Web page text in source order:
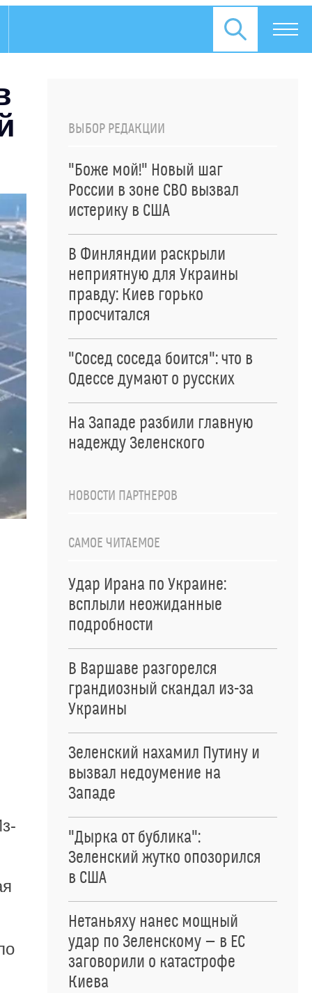
ВЫБОР РЕДАКЦИИ
"Боже мой!" Новый шаг
России в зоне СВО вызвал
истерику в США
В Финляндии раскрыли
неприятную для Украины
правду: Киев горько
просчитался
"Сосед соседа боится": что в
Одессе думают о русских
На Западе разбили главную
надежду Зеленского
НОВОСТИ ПАРТНЕРОВ
САМОЕ ЧИТАЕМОЕ
Удар Ирана по Украине:
всплыли неожиданные
подробности
В Варшаве разгорелся
грандиозный скандал из-за
Украины
Зеленский нахамил Путину и
вызвал недоумение на
Западе
"Дырка от бублика":
Зеленский жутко опозорился
в США
Нетаньяху нанес мощный
удар по Зеленскому — в ЕС
заговорили о катастрофе
Киева